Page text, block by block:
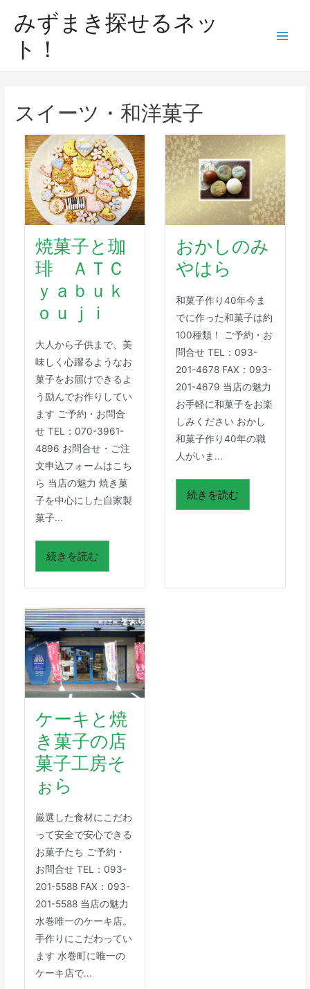
みずまき探せるネッ
ト！
スイーツ・和洋菓子
焼菓子と珈
琲 ＡＴＣ
ｙａｂｕｋ
ｏｕｊｉ
大人から子供まで、美
味しく心躍るようなお
菓子をお届けできるよ
う励んでお作りしてい
ます ご予約・お問合
せ TEL：070-3961-
4896 お問合せ・ご注
文申込フォームはこち
ら 当店の魅力 焼き菓
子を中心にした自家製
菓子...
続きを読む
おかしのみ
やはら
和菓子作り40年今ま
でに作った和菓子は約
100種類！ ご予約・お
問合せ TEL：093-
201-4678 FAX：093-
201-4679 当店の魅力
お手軽に和菓子をお楽
しみください おかし
和菓子作り40年の職
人がいま...
続きを読む
ケーキと焼
き菓子の店
菓子工房そ
ぉら
厳選した食材にこだわ
って安全で安心できる
お菓子たち ご予約・
お問合せ TEL：093-
201-5588 FAX：093-
201-5588 当店の魅力
水巻唯一のケーキ店。
手作りにこだわってい
ます 水巻町に唯一の
ケーキ店で...